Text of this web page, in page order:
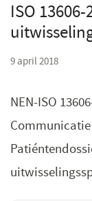
ISO
9 april 2018
NEN-ISO